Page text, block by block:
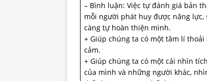
– Bình luận: Việc tự đánh giá bản
mỗi người phát huy được năng
càng tự hoàn thiện mình.
+ Giúp chúng ta có một tâm lí
cảm.
+ Giúp chúng ta có một cái nhìn
của mình và những người khác,